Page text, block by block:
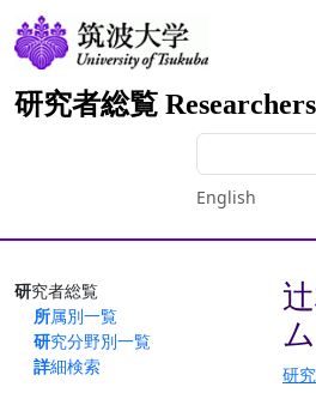
研究者総覧
English
研究者総覧
所属別一覧
研究分野別一覧
詳細検索
研